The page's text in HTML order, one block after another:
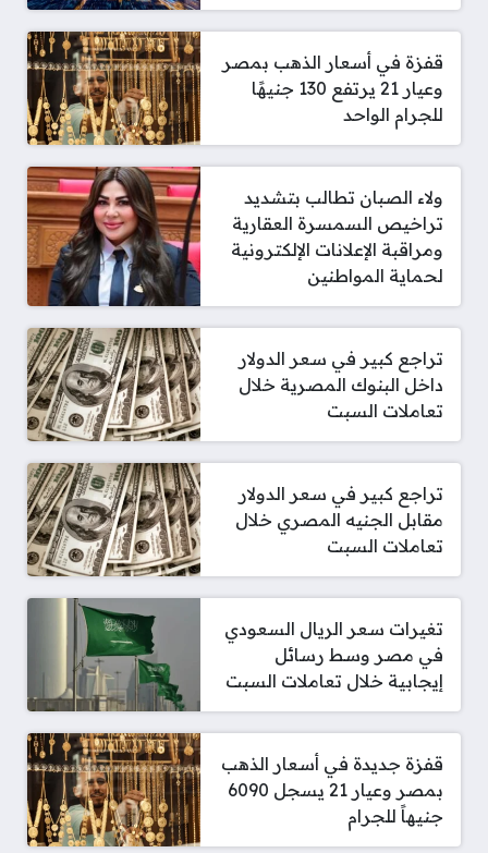
قفزة في أسعار الذهب بمصر
وعيار 21 يرتفع 130 جنيهًا
للجرام الواحد
ولاء الصبان تطالب بتشديد
تراخيص السمسرة العقارية
ومراقبة الإعلانات الإلكترونية
لحماية المواطنين
تراجع كبير في سعر الدولار
داخل البنوك المصرية خلال
تعاملات السبت
تراجع كبير في سعر الدولار
مقابل الجنيه المصري خلال
تعاملات السبت
تغيرات سعر الريال السعودي
في مصر وسط رسائل
إيجابية خلال تعاملات السبت
قفزة جديدة في أسعار الذهب
بمصر وعيار 21 يسجل 6090
جنيهاً للجرام